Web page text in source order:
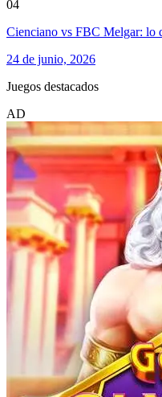
04
Cienciano vs FBC Melgar: lo
24 de junio, 2026
Juegos destacados
AD